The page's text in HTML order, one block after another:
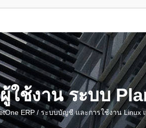
ใช้งาน ระบบ
ERP / ระบบบัญชี และการใช้งาน Linux